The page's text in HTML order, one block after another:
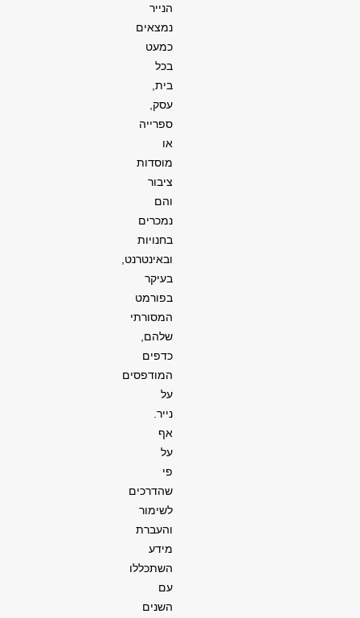
הנייר
נמצאים
כמעט
בכל
בית,
עסק,
ספרייה
או
מוסדות
ציבור
והם
נמכרים
בחנויות
ובאינטרנט,
בעיקר
בפורמט
המסורתי
שלהם,
כדפים
המודפסים
על
נייר.
אף
על
פי
שהדרכים
לשימור
והעברת
מידע
השתכללו
עם
השנים